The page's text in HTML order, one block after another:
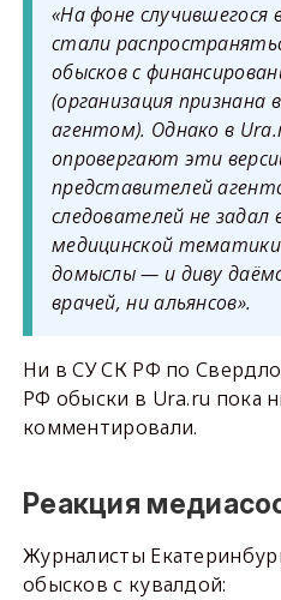
«На фоне случившегося
стали
обысков с
(организация
агентом). Однако в
опровергают эти
представителей
следователей не задал
медицинской
домыслы — и диву
врачей, ни альянсов».
Ни в СУ СК РФ по
РФ обыски в Ura.ru пока
комментировали.
Реакция
Журналисты
обысков с кувалдой: